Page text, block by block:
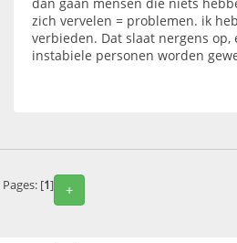
zich vervelen = problemen. ik
verbieden. Dat slaat nergens
instabiele personen worden
+
Pages: [1]